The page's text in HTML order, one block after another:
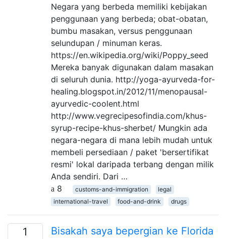
Negara yang berbeda memiliki kebijakan
penggunaan yang berbeda; obat-obatan,
bumbu masakan, versus penggunaan
selundupan / minuman keras.
https://en.wikipedia.org/wiki/Poppy_seed
Mereka banyak digunakan dalam masakan
di seluruh dunia. http://yoga-ayurveda-for-
healing.blogspot.in/2012/11/menopausal-
ayurvedic-coolent.html
http://www.vegrecipesofindia.com/khus-
syrup-recipe-khus-sherbet/ Mungkin ada
negara-negara di mana lebih mudah untuk
membeli persediaan / paket 'bersertifikat
resmi' lokal daripada terbang dengan milik
Anda sendiri. Dari …
8
customs-and-immigration
legal
international-travel
food-and-drink drugs
1
Bisakah saya bepergian ke Florida